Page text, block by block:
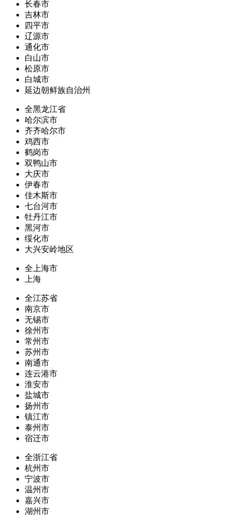
长春市
吉林市
四平市
辽源市
通化市
白山市
松原市
白城市
延边朝鲜族自治州
全黑龙江省
哈尔滨市
齐齐哈尔市
鸡西市
鹤岗市
双鸭山市
大庆市
伊春市
佳木斯市
七台河市
牡丹江市
黑河市
绥化市
大兴安岭地区
全上海市
上海
全江苏省
南京市
无锡市
徐州市
常州市
苏州市
南通市
连云港市
淮安市
盐城市
扬州市
镇江市
泰州市
宿迁市
全浙江省
杭州市
宁波市
温州市
嘉兴市
湖州市